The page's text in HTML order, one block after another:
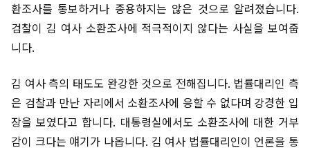
환조사를 통보하거나 종용하지는 않은 것으로 알려졌습니다.
검찰이 김 여사 소환조사에 적극적이지 않다는 사실을 보여줍
니다.
김 여사 측의 태도도 완강한 것으로 전해집니다. 법률대리인 측
은 검찰과 만난 자리에서 소환조사에 응할 수 없다며 강경한 입
장을 보였다고 합니다. 대통령실에서도 소환조사에 대한 거부
감이 크다는 얘기가 나옵니다. 김 여사 법률대리인이 언론을 통